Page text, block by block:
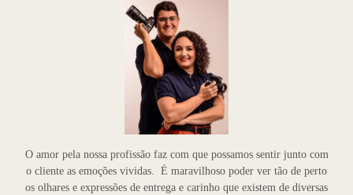
O amor pela nossa profissão faz com que possamos sentir junto com
o cliente as emoções vividas. É maravilhoso poder ver tão de perto
os olhares e expressões de entrega e carinho que existem de diversas